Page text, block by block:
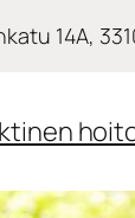
14A,